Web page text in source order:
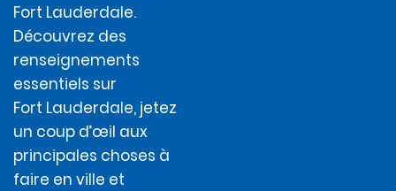
Fort Lauderdale.
Découvrez des
renseignements
essentiels sur
Fort Lauderdale, jetez
un coup d’œil aux
principales choses à
faire en ville et